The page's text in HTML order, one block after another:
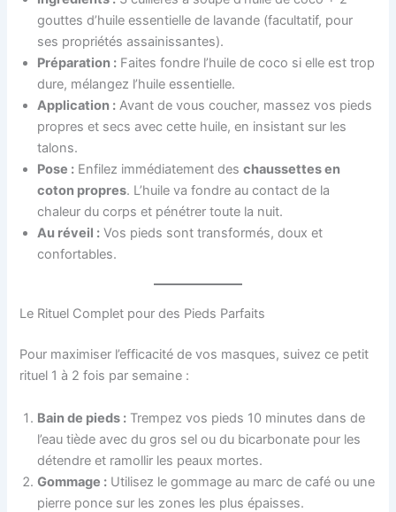
gouttes d’huile essentielle de lavande (facultatif, pour
ses propriétés assainissantes).
Préparation : Faites fondre l’huile de coco si elle est trop
dure, mélangez l’huile essentielle.
Application : Avant de vous coucher, massez vos pieds
propres et secs avec cette huile, en insistant sur les
talons.
Pose : Enfilez immédiatement deschaussettes en
coton propres. L’huile va fondre au contact de la
chaleur du corps et pénétrer toute la nuit.
Au réveil : Vos pieds sont transformés, doux et
confortables.
Le Rituel Complet pour des Pieds Parfaits
Pour maximiser l’efficacité de vos masques, suivez ce petit
rituel 1 à 2 fois par semaine :
Bain de pieds : Trempez vos pieds 10 minutes dans de
l’eau tiède avec du gros sel ou du bicarbonate pour les
détendre et ramollir les peaux mortes.
Gommage : Utilisez le gommage au marc de café ou une
pierre ponce sur les zones les plus épaisses.